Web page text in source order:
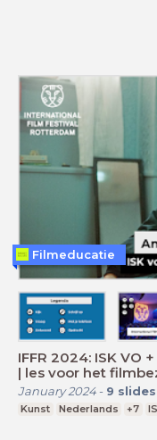
IFFR 2024: ISK VO
| les voor het
January 2024- 9 slides
Kunst Nederlands +7
Filmeducatie